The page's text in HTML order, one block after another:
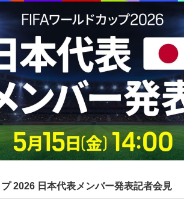
2026 日本代表メンバー発表記者会見